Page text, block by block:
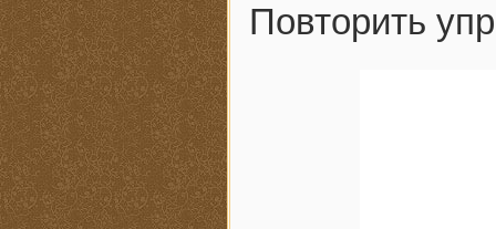
Повторить